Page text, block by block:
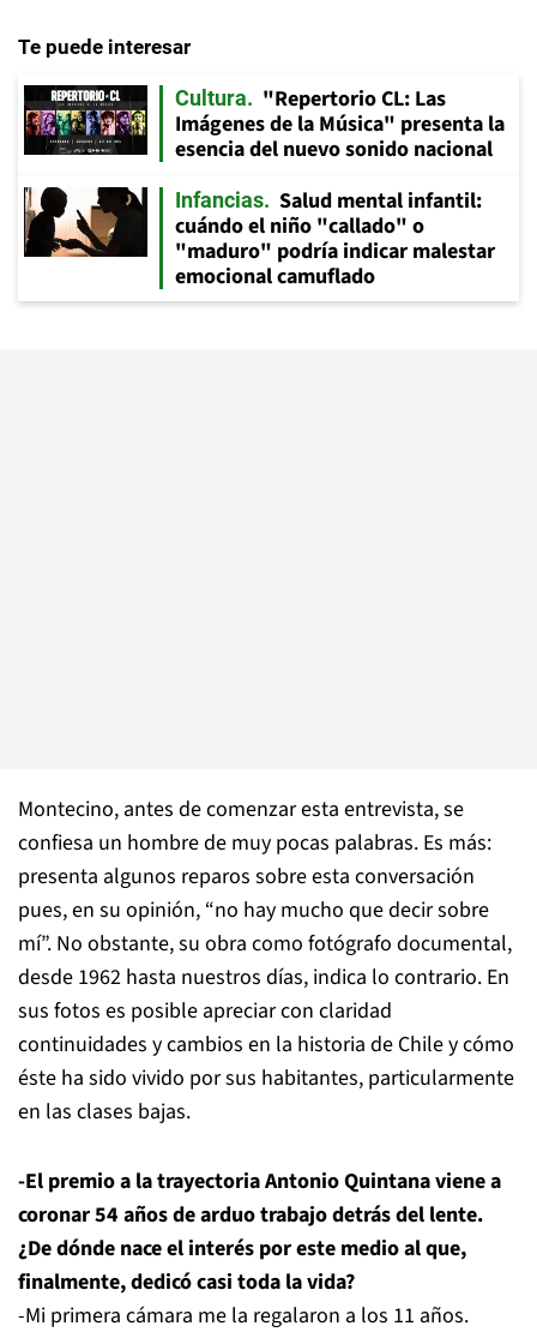
Te puede interesar
Cultura
"Repertorio CL: Las
Imágenes de la Música" presenta la
esencia del nuevo sonido nacional
Infancias
Salud mental infantil:
cuándo el niño "callado" o
"maduro" podría indicar malestar
emocional camuflado
Montecino, antes de comenzar esta entrevista, se
confiesa un hombre de muy pocas palabras. Es más:
presenta algunos reparos sobre esta conversación
pues, en su opinión, “no hay mucho que decir sobre
mí”. No obstante, su obra como fotógrafo documental,
desde 1962 hasta nuestros días, indica lo contrario. En
sus fotos es posible apreciar con claridad
continuidades y cambios en la historia de Chile y cómo
éste ha sido vivido por sus habitantes, particularmente
en las clases bajas.
-El premio a la trayectoria Antonio Quintana viene a
coronar 54 años de arduo trabajo detrás del lente.
¿De dónde nace el interés por este medio al que,
finalmente, dedicó casi toda la vida?
-Mi primera cámara me la regalaron a los 11 años.